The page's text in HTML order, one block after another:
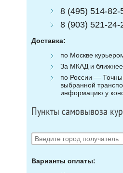
8 (495) 514-82-
8 (903) 521-24-
Доставка:
по Москве
За МКАД и
по России —
выбранной
информацию у
Пункты самовывоза
Варианты оплаты: